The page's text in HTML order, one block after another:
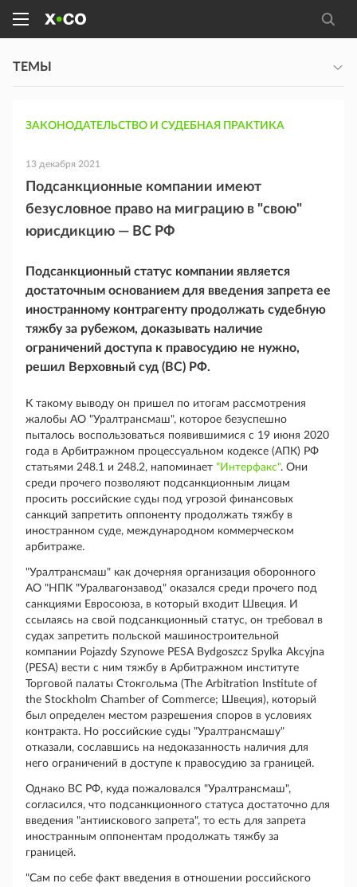
ТЕМЫ
ЗАКОНОДАТЕЛЬСТВО И СУДЕБНАЯ ПРАКТИКА
13 декабря 2021
Подсанкционные компании имеют
безусловное право на миграцию в "свою"
юрисдикцию — ВС РФ
Подсанкционный статус компании является
достаточным основанием для введения запрета ее
иностранному контрагенту продолжать судебную
тяжбу за рубежом, доказывать наличие
ограничений доступа к правосудию не нужно,
решил Верховный суд (ВС) РФ.
К такому выводу он пришел по итогам рассмотрения
жалобы АО "Уралтрансмаш", которое безуспешно
пыталось воспользоваться появившимися с 19 июня 2020
года в Арбитражном процессуальном кодексе (АПК) РФ
статьями 248.1 и 248.2, напоминает "Интерфакс". Они
среди прочего позволяют подсанкционным лицам
просить российские суды под угрозой финансовых
санкций запретить оппоненту продолжать тяжбу в
иностранном суде, международном коммерческом
арбитраже.
"Уралтрансмаш" как дочерняя организация оборонного
АО "НПК "Уралвагонзавод" оказался среди прочего под
санкциями Евросоюза, в который входит Швеция. И
ссылаясь на свой подсанкционный статус, он требовал в
судах запретить польской машиностроительной
компании Pojazdy Szynowe PESA Bydgoszcz Spylka Akcyjna
(PESA) вести с ним тяжбу в Арбитражном институте
Торговой палаты Стокгольма (The Arbitration Institute of
the Stockholm Chamber of Commerce; Швеция), который
был определен местом разрешения споров в условиях
контракта. Но российские суды "Уралтрансмашу"
отказали, сославшись на недоказанность наличия для
него ограничений в доступе к правосудию за границей.
Однако ВС РФ, куда пожаловался "Уралтрансмаш",
согласился, что подсанкционного статуса достаточно для
введения "антиискового запрета", то есть для запрета
иностранным оппонентам продолжать тяжбу за
границей.
"Сам по себе факт введения в отношении российского